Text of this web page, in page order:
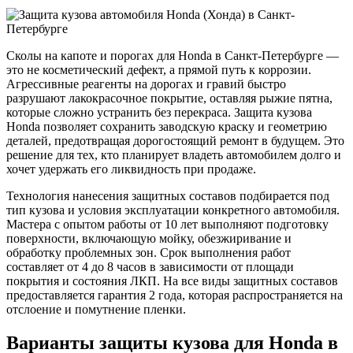
Сколы на капоте и порогах для Honda в Санкт-Петербурге —
это не косметический дефект, а прямой путь к коррозии.
Агрессивные реагенты на дорогах и гравий быстро
разрушают лакокрасочное покрытие, оставляя рыжие пятна,
которые сложно устранить без перекраса. Защита кузова
Honda позволяет сохранить заводскую краску и геометрию
деталей, предотвращая дорогостоящий ремонт в будущем. Это
решение для тех, кто планирует владеть автомобилем долго и
хочет удержать его ликвидность при продаже.
Технология нанесения защитных составов подбирается под
тип кузова и условия эксплуатации конкретного автомобиля.
Мастера с опытом работы от 10 лет выполняют подготовку
поверхности, включающую мойку, обезжиривание и
обработку проблемных зон. Срок выполнения работ
составляет от 4 до 8 часов в зависимости от площади
покрытия и состояния ЛКП. На все виды защитных составов
предоставляется гарантия 2 года, которая распространяется на
отслоение и помутнение пленки.
Варианты защиты кузова для Honda в